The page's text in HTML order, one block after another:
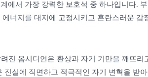
에서 가장 강력한 보호석 중 하나입니다.
에너지를 대지에 고정시키고 혼란스러운 감
진 옵시디언은 환상과 자기 기만을 깨뜨
진실에 직면하고 적극적인 자기 변혁을 받